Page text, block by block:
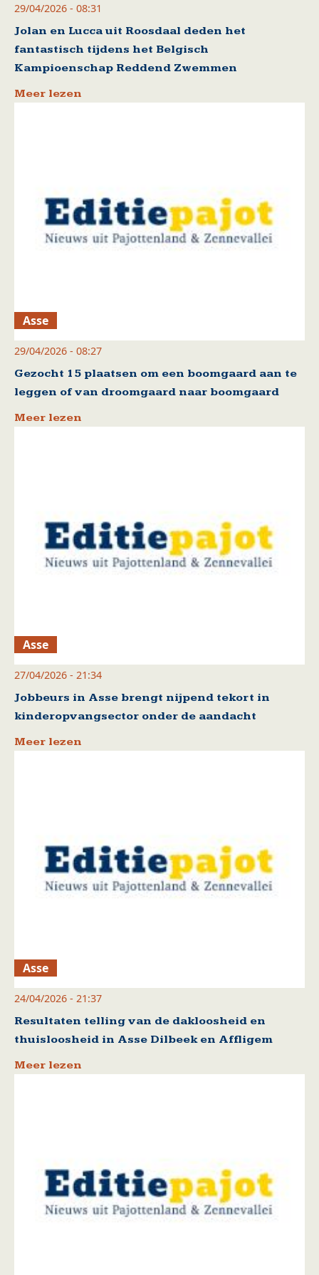
29/04/2026 - 08:31
Jolan en Lucca uit Roosdaal deden het
fantastisch tijdens het Belgisch
Kampioenschap Reddend Zwemmen
Meer lezen
Asse
29/04/2026 - 08:27
Gezocht 15 plaatsen om een boomgaard aan te
leggen of van droomgaard naar boomgaard
Meer lezen
Asse
27/04/2026 - 21:34
Jobbeurs in Asse brengt nijpend tekort in
kinderopvangsector onder de aandacht
Meer lezen
Asse
24/04/2026 - 21:37
Resultaten telling van de dakloosheid en
thuisloosheid in Asse Dilbeek en Affligem
Meer lezen